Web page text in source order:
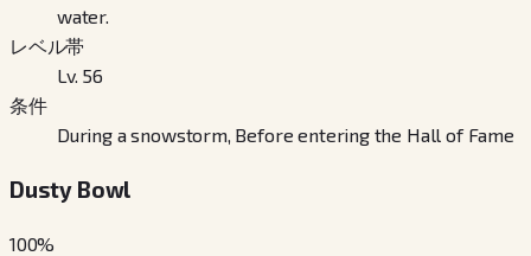
water.
レベル帯
Lv. 56
条件
During a snowstorm, Before entering the Hall of Fame
Dusty Bowl
100%